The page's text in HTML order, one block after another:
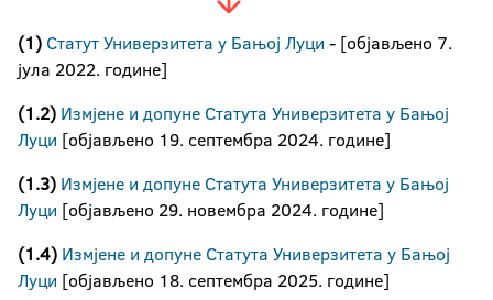
Одлуке Трошковник
Програми
Архива аката Универзитета
(1) Статут Универзитета у Бањој Луци - [објављено 7.
јула 2022. године]
(1.2) Измјене и допуне Статута Универзитета у Бањој
Луци [објављено 19. септембра 2024. године]
(1.3) Измјене и допуне Статута Универзитета у Бањој
Луци [објављено 29. новембра 2024. године]
(1.4) Измјене и допуне Статута Универзитета у Бањој
Луци [објављено 18. септембра 2025. године]